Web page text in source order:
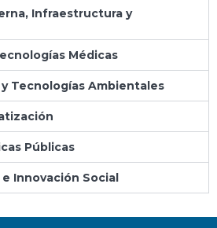
Infraestructura y
Médicas
Tecnologías Ambientales
Públicas
Innovación Social